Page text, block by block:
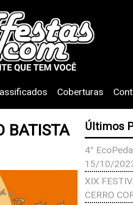
Coberturas
BATISTA
Últimos
4°
15/10/
XIX
CERRO